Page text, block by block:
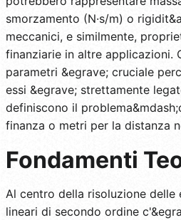
smorzamento (N·s/m) o
meccanici, e similmente,
finanziarie in altre applicazioni.
parametri &egrave; cruciale
essi &egrave; strettamente
definiscono il
finanza o metri per la distanza
Fondamenti
Al centro della risoluzione delle
lineari di secondo ordine